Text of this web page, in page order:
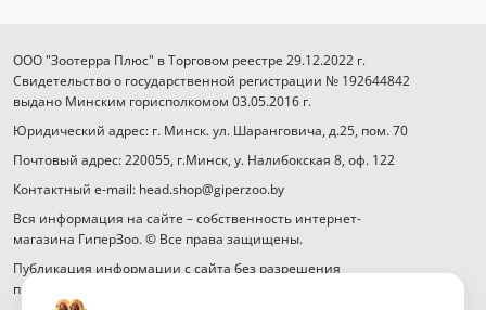
ООО "Зоотерра Плюс" в Торговом реестре 29.12.2022 г.
Свидетельство о государственной регистрации № 192644842
выдано Минским горисполкомом 03.05.2016 г.
Юридический адрес: г. Минск. ул. Шаранговича, д.25, пом. 70
Почтовый адрес: 220055, г.Минск, у. Налибокская 8, оф. 122
Контактный e-mail: head.shop@giperzoo.by
Вся информация на сайте – собственность интернет-
магазина ГиперЗоо. © Все права защищены.
Публикация информации с сайта без разрешения
правообладателя запрещена.